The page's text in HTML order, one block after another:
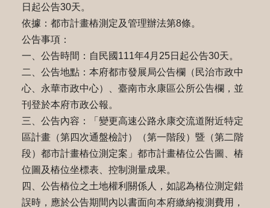
日起公告30天。
依據：都市計畫樁測定及管理辦法第8條。
公告事項：
一、公告時間：自民國111年4月25日起公告30天。
二、公告地點：本府都市發展局公告欄（民治市政中
心、永華市政中心）、臺南市永康區公所公告欄，並
刊登於本府市政公報。
三、公告內容：「變更高速公路永康交流道附近特定
區計畫（第四次通盤檢討）（第一階段）暨（第二階
段）都市計畫樁位測定案」都市計畫樁位公告圖、樁
位圖及樁位坐標表、控制測量成果。
四、公告樁位之土地權利關係人，如認為樁位測定錯
誤時，應於公告期間內以書面向本府繳納複測費用，